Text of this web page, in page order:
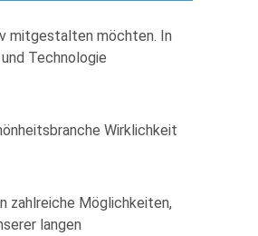
mitgestalten möchten. In
Technologie
Wirklichkeit
zahlreiche Möglichkeiten,
langen